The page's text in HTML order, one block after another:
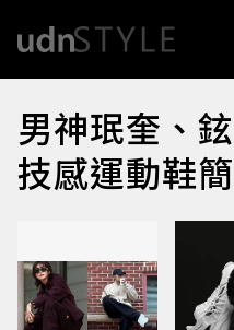
男神珉奎、
技感運動鞋